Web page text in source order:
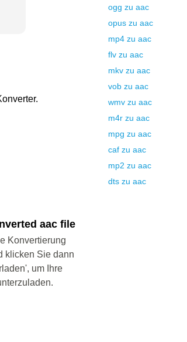
aac file
Konvertierung
klicken Sie dann
um Ihre
ogg zu aac
opus zu aac
mp4 zu aac
flv zu aac
mkv zu aac
vob zu aac
wmv zu aac
m4r zu aac
mpg zu aac
caf zu aac
mp2 zu aac
dts zu aac